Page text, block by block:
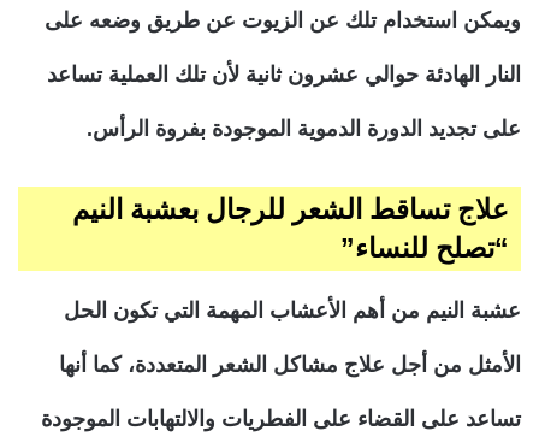
ويمكن استخدام تلك عن الزيوت عن طريق وضعه على
النار الهادئة حوالي عشرون ثانية لأن تلك العملية تساعد
على تجديد الدورة الدموية الموجودة بفروة الرأس.
علاج تساقط الشعر للرجال بعشبة النيم
“تصلح للنساء”
عشبة النيم من أهم الأعشاب المهمة التي تكون الحل
الأمثل من أجل علاج مشاكل الشعر المتعددة، كما أنها
تساعد على القضاء على الفطريات والالتهابات الموجودة